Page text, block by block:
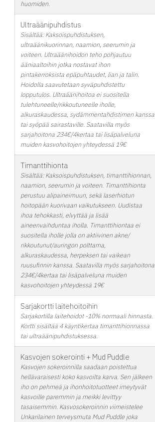
huomiden.
Ultraäänipuhdistus
Sisältää: Kaksoispuhdistuksen,
ultraäänikuorinnan, naamion, seerumin ja
voiteen. Ultraäänihoidon teho pohjautuu
ääniaaltoihin jotka nostavat ihon
pintakerroksista epäpuhtaudet, lian ja talin.
Hoidolla saavutetaan syväpuhdistettu
lopputulos. Ultraäänihoitoa ei suositella
tulehtuneelle/rikkoutuneelle iholle,
alkuraskaudessa, sydämmentahdistimen kanssa
tai syöpää sairastaville. Saatavilla myös
sarjahoitona 234€/4kertaa tai lisäpalveluna
muiden kasvohoitojen yhteydessä 19€
Timanttihionta
Sisältää: Kaksoispuhdistuksen, timanttihionnan,
naamion, seerumin ja voiteen. Timanttihionta
perustuu alipaineimuun, sekä laserhiotun
hoitopään kuorivaan vaikutukseen. Uudistaa
ihoa tehokkasti, elvyttää ja lisää
aineenvaihduntaa iholla. Timanttihiontaa ei
suositella iholle jolla on aktiivinen akne/
rikkoutunut/auringon polttama,
alkuraskaudessa, herpeksen tai vaikean
ruusufinnin kanssa. Saatavilla myös sarjahoitona
234€/4kertaa tai lisäpalveluna muiden
kasvohoitojen yhteydessä 19€
Sarjakortti laitehoitoihin
Sarjakortilla laitehoidot -10% normaali hinnasta.
Kortti sisältää 4 käyntikertaa timanttihionnassa
tai ultraäänipuhdistuksessa.
Kasvojen sokerointi + Mud Puddle
Kasvojen sokeroinnilla saadaan poistettua
hellävaraisesti koko kasvoilta karva. Sen jälkeen
iho on pehmeä ja ihonhoitotuotteet imeytyvät
kasvoille paremmin ja meikki levittyy
tasaisemmin. Kasvosokeroinnin viimeistelee
Unkarilainen terveysmuta Mud Puddle joka